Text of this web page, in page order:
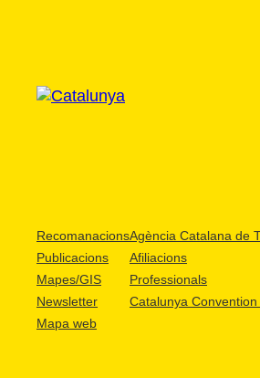
Recomanacions
Publicacions
Mapes/GIS
Newsletter
Mapa web
Agència Catalana de
Afiliacions
Professionals
Catalunya Convention